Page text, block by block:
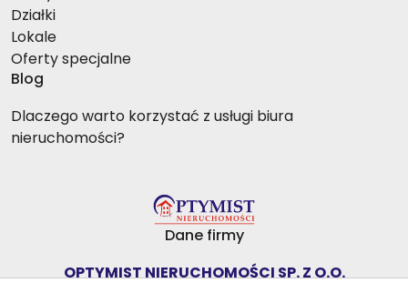
Działki
Lokale
Oferty specjalne
Blog
Dlaczego warto korzystać z usługi biura
nieruchomości?
Dane firmy
OPTYMIST NIERUCHOMOŚCI SP. Z O.O.